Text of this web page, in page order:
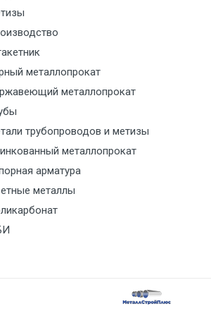
за МКАД
с транспортным
с транспортным
с транспортным
металлопрокат
металлопрокат
трубопроводов и метизы
металлопрокат
арматура
металлы